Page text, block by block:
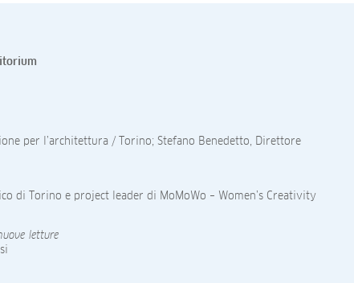
per l’architettura / Torino; Stefano Benedetto, Direttore
di Torino e project leader di MoMoWo – Women’s Creativity
letture